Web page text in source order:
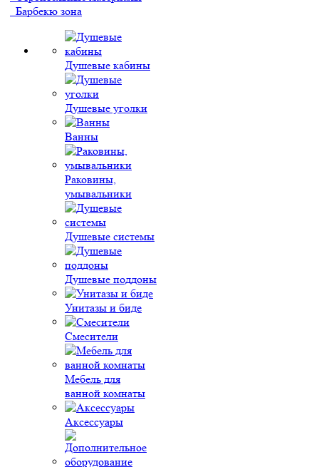
Барбекю зона
Душевые кабины
Душевые уголки
Ванны
Раковины,
умывальники
Душевые системы
Душевые поддоны
Унитазы и биде
Смесители
Мебель для
ванной комнаты
Аксессуары